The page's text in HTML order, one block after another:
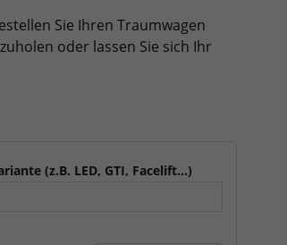
Sie Ihren Traumwagen
oder lassen Sie sich Ihr
(z.B. LED, GTI, Facelift...)